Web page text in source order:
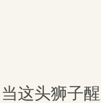
这头狮子